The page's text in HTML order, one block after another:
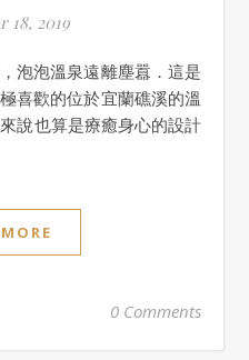
18, 2019
喜歡的位於宜蘭礁溪的溫
說也算是療癒身心的設計
0 Comments